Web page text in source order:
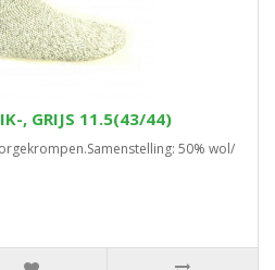
, GRIJS 11.5(43/44)
50% wol/